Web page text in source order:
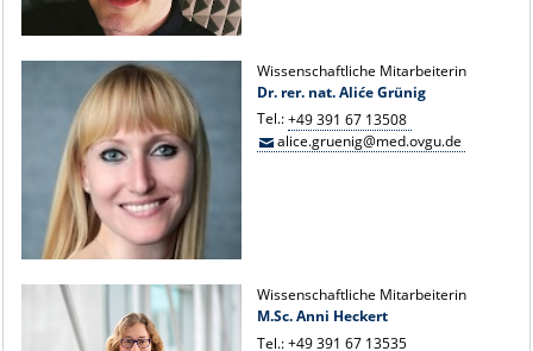
Wissenschaftliche Mitarbeiterin
Dr. rer. nat. Aliće Grünig
Tel.:+49 391 67 13508
alice.gruenig@med.ovgu.de
Wissenschaftliche Mitarbeiterin
M.Sc. Anni Heckert
Tel.:+49 391 67 13535